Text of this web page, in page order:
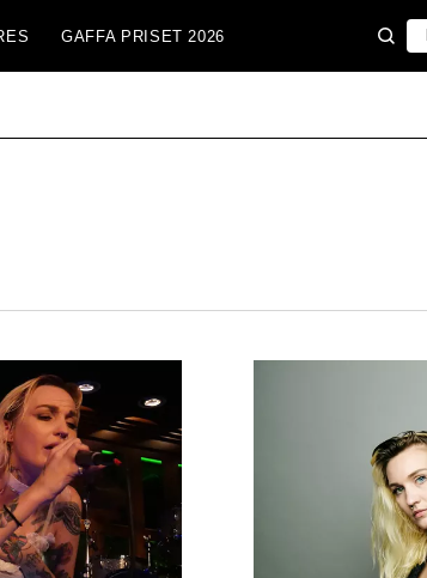
GAFFA PRISET 2026